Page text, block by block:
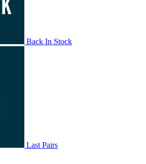
Back In Stock
Last Pairs